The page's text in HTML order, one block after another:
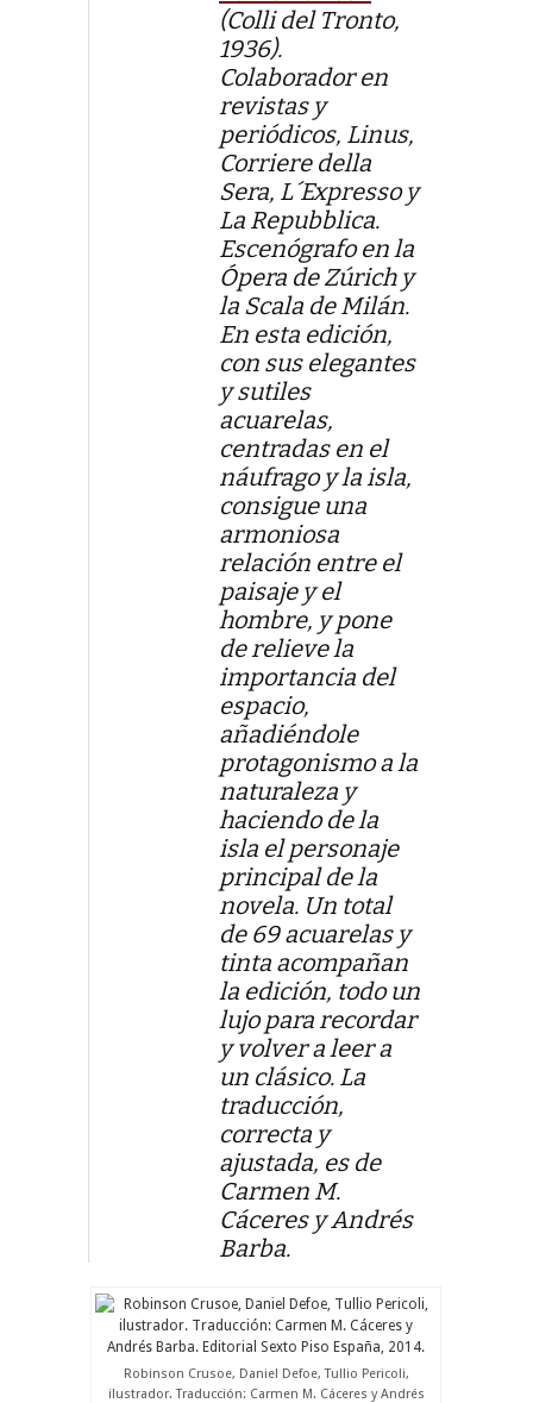
(Colli del Tronto,
1936).
Colaborador en
revistas y
periódicos, Linus,
Corriere della
Sera, L´Expresso y
La Repubblica.
Escenógrafo en la
Ópera de Zúrich y
la Scala de Milán.
En esta edición,
con sus elegantes
y sutiles
acuarelas,
centradas en el
náufrago y la isla,
consigue una
armoniosa
relación entre el
paisaje y el
hombre, y pone
de relieve la
importancia del
espacio,
añadiéndole
protagonismo a la
naturaleza y
haciendo de la
isla el personaje
principal de la
novela. Un total
de 69 acuarelas y
tinta acompañan
la edición, todo un
lujo para recordar
y volver a leer a
un clásico. La
traducción,
correcta y
ajustada, es de
Carmen M.
Cáceres y Andrés
Barba.
Robinson Crusoe, Daniel Defoe, Tullio Pericoli,
ilustrador. Traducción: Carmen M. Cáceres y Andrés